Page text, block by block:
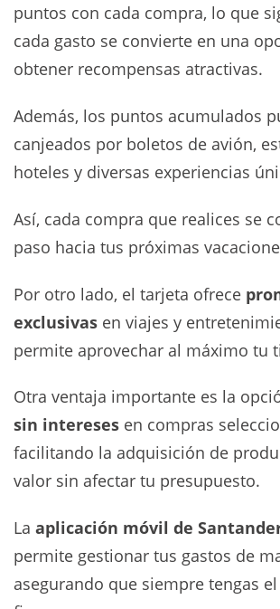
puntos con cada compra, lo que
cada gasto se convierte en una
obtener recompensas atractivas.
Además, los puntos acumulados
canjeados por boletos de avión,
hoteles y diversas experiencias
Así, cada compra que realices se
paso hacia tus próximas
Por otro lado, el tarjeta ofrece
exclusivas en viajes y
permite aprovechar al máximo tu
Otra ventaja importante es la
sin intereses en compras
facilitando la adquisición de
valor sin afectar tu presupuesto.
La aplicación móvil de
permite gestionar tus gastos de
asegurando que siempre tengas